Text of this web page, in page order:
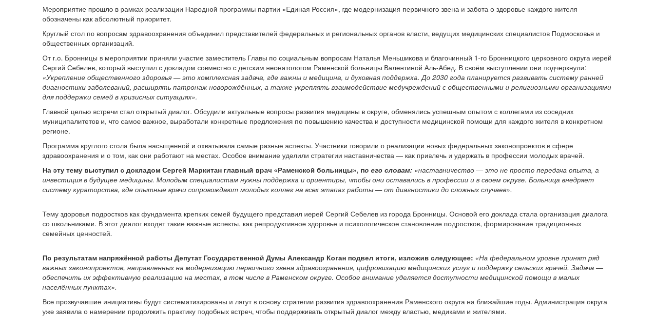
Мероприятие прошло в рамках реализации Народной программы партии «Единая Россия», где модернизация первичного звена и забота о здоровье каждого жителя
обозначены как абсолютный приоритет.
Круглый стол по вопросам здравоохранения объединил представителей федеральных и региональных органов власти, ведущих медицинских специалистов Подмосковья и
общественных организаций.
От г.о. Бронницы в мероприятии приняли участие заместитель Главы по социальным вопросам Наталья Меньшикова и благочинный 1-го Бронницкого церковного округа иерей
Сергий Себелев, который выступил с докладом совместно с детским неонатологом Раменской больницы Валентиной Аль-Абед. В своём выступлении они подчеркнули:
«Укрепление общественного здоровья — это комплексная задача, где важны и медицина, и духовная поддержка. До 2030 года планируется развивать систему ранней
диагностики заболеваний, расширять патронаж новорождённых, а также укреплять взаимодействие медучреждений с общественными и религиозными организациями
для поддержки семей в кризисных ситуациях».
Главной целью встречи стал открытый диалог. Обсудили актуальные вопросы развития медицины в округе, обменялись успешным опытом с коллегами из соседних
муниципалитетов и, что самое важное, выработали конкретные предложения по повышению качества и доступности медицинской помощи для каждого жителя в конкретном
регионе.
Программа круглого стола была насыщенной и охватывала самые разные аспекты. Участники говорили о реализации новых федеральных законопроектов в сфере
здравоохранения и о том, как они работают на местах. Особое внимание уделили стратегии наставничества — как привлечь и удержать в профессии молодых врачей.
На эту тему выступил с докладом Сергей Маркитан главный врач «Раменской больницы», по его словам: «наставничество — это не просто передача опыта, а
инвестиция в будущее медицины. Молодым специалистам нужны поддержка и ориентиры, чтобы они оставались в профессии и в своем округе. Больница внедряет
систему кураторства, где опытные врачи сопровождают молодых коллег на всех этапах работы — от диагностики до сложных случаев».
Тему здоровья подростков как фундамента крепких семей будущего представил иерей Сергий Себелев из города Бронницы. Основой его доклада стала организация диалога
со школьниками. В этот диалог входят такие важные аспекты, как репродуктивное здоровье и психологическое становление подростков, формирование традиционных
семейных ценностей.
По результатам напряжённой работы Депутат Государственной Думы Александр Коган подвел итоги, изложив следующее: «На федеральном уровне принят ряд
важных законопроектов, направленных на модернизацию первичного звена здравоохранения, цифровизацию медицинских услуг и поддержку сельских врачей. Задача —
обеспечить их эффективную реализацию на местах, в том числе в Раменском округе. Особое внимание уделяется доступности медицинской помощи в малых
населённых пунктах».
Все прозвучавшие инициативы будут систематизированы и лягут в основу стратегии развития здравоохранения Раменского округа на ближайшие годы. Администрация округа
уже заявила о намерении продолжить практику подобных встреч, чтобы поддерживать открытый диалог между властью, медиками и жителями.